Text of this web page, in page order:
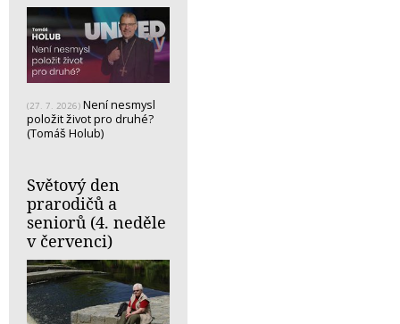
(27. 7. 2026) Není nesmysl
položit život pro druhé?
(Tomáš Holub)
Světový den
prarodičů a
seniorů (4. neděle
v červenci)